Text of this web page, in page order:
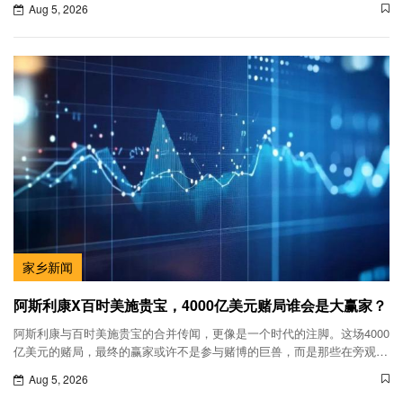
Aug 5, 2026
家乡新闻
阿斯利康X百时美施贵宝，4000亿美元赌局谁会是大赢家？
阿斯利康与百时美施贵宝的合并传闻，更像是一个时代的注脚。这场4000
亿美元的赌局，最终的赢家或许不是参与赌博的巨兽，而是那些在旁观席
Aug 5, 2026